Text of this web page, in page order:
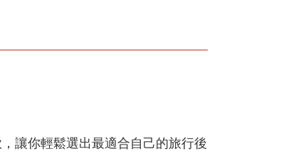
讓你輕鬆選出最適合自己的旅行後